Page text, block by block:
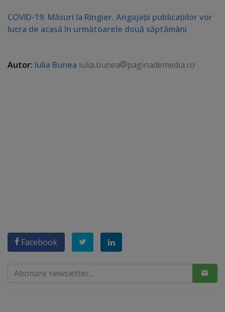
COVID-19. Măsuri la Ringier. Angajaţii publicaţiilor vor
lucra de acasă în următoarele două săptămâni
Autor: Iulia Bunea iulia.bunea paginademedia.ro
Facebook